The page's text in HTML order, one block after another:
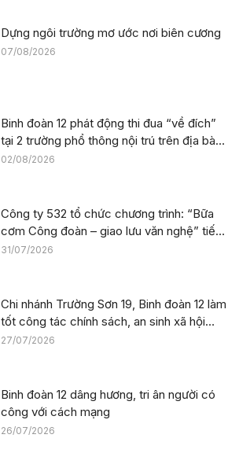
Dựng ngôi trường mơ ước nơi biên cương
07/08/2026
Binh đoàn 12 phát động thi đua “về đích”
tại 2 trường phổ thông nội trú trên địa bàn
tỉnh Lào Cai
02/08/2026
Công ty 532 tổ chức chương trình: “Bữa
cơm Công đoàn – giao lưu văn nghệ” tiếp
sức công trường tại dự án Trường phổ
31/07/2026
Chi nhánh Trường Sơn 19, Binh đoàn 12 làm
tốt công tác chính sách, an sinh xã hội
nhân kỷ niệm 79 năm Ngày Thương binh –
27/07/2026
Binh đoàn 12 dâng hương, tri ân người có
công với cách mạng
26/07/2026